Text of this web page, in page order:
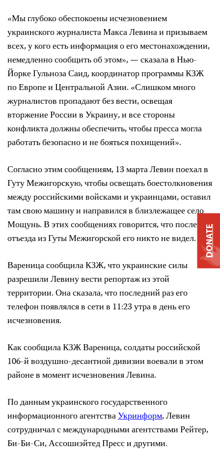
«Мы глубоко обеспокоены исчезновением
украинского журналиста Макса Левина и призываем
всех, у кого есть информация о его местонахождении,
немедленно сообщить об этом», — сказала в Нью-
Йорке Гульноза Саид, координатор программы КЗЖ
по Европе и Центральной Азии. «Слишком много
журналистов пропадают без вести, освещая
вторжение России в Украину, и все стороны
конфликта должны обеспечить, чтобы пресса могла
работать безопасно и не бояться похищений».
Согласно этим сообщениям, 13 марта Левин поехал в
Гуту Межигорскую, чтобы освещать боестолкновения
между российскими войсками и украинцами, оставил
там свою машину и направился в близлежащее село
Мощунь. В этих сообщениях говорится, что после
отъезда из Гуты Межигорской его никто не видел.
Вареница сообщила КЗЖ, что украинские силы
разрешили Левину вести репортаж из этой
территории. Она сказала, что последний раз его
телефон появлялся в сети в 11:23 утра в день его
исчезновения.
Как сообщила КЗЖ Вареница, солдаты российской
106-й воздушно-десантной дивизии воевали в этом
районе в момент исчезновения Левина.
По данным украинского государственного
информационного агентстваУкринформ, Левин
сотрудничал с международными агентствами Рейтер,
Би-Би-Си, Ассошиэйтед Пресс и другими.
DONATE